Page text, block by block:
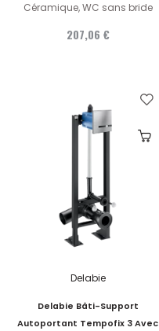
Céramique, WC sans bride
207,06 €
Delabie
Delabie Bâti-Support
Autoportant Tempofix 3 Avec